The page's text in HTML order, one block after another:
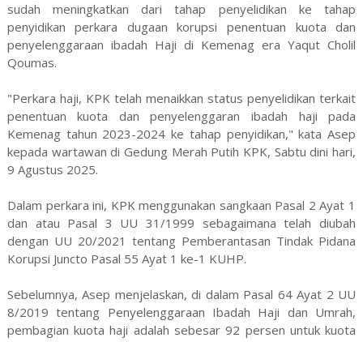
sudah meningkatkan dari tahap penyelidikan ke tahap
penyidikan perkara dugaan korupsi penentuan kuota dan
penyelenggaraan ibadah Haji di Kemenag era Yaqut Cholil
Qoumas.
"Perkara haji, KPK telah menaikkan status penyelidikan terkait
penentuan kuota dan penyelenggaran ibadah haji pada
Kemenag tahun 2023-2024 ke tahap penyidikan," kata Asep
kepada wartawan di Gedung Merah Putih KPK, Sabtu dini hari,
9 Agustus 2025.
Dalam perkara ini, KPK menggunakan sangkaan Pasal 2 Ayat 1
dan atau Pasal 3 UU 31/1999 sebagaimana telah diubah
dengan UU 20/2021 tentang Pemberantasan Tindak Pidana
Korupsi Juncto Pasal 55 Ayat 1 ke-1 KUHP.
Sebelumnya, Asep menjelaskan, di dalam Pasal 64 Ayat 2 UU
8/2019 tentang Penyelenggaraan Ibadah Haji dan Umrah,
pembagian kuota haji adalah sebesar 92 persen untuk kuota